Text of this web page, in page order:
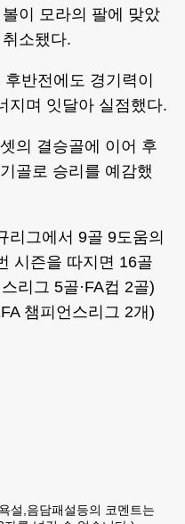
이 모라의 팔에 맞았
소됐다.
반전에도 경기력이
지며 잇달아 실점했다.
의 결승골에 이어 후
골로 승리를 예감했
리그에서 9골 9도움의
시즌을 따지면 16골
리그 5골·FA컵 2골)
챔피언스리그 2개)
설,음담패설등의 코멘트는